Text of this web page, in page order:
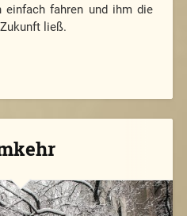
einfach fahren und ihm die
ließ.